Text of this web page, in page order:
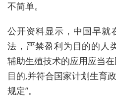
不简单。
公开资料显示，中国早就
法，严禁盈利为目的的
辅助生殖技术的应用应当
目的,并符合国家计划生育
规定”。